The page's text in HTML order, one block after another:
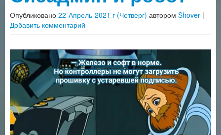
Опубликовано 22-Апрель-2021 г (Четверг) автором Shover |
Добавить комментарий